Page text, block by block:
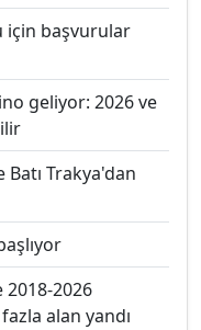
için başvurular
geliyor: 2026 ve
Trakya'dan
2026
alan yandı